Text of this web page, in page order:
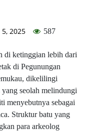
2025 587
di ketinggian lebih dari
di Pegunungan
dikelilingi
seolah melindungi
menyebutnya sebagai
Struktur batu yang
para arkeolog